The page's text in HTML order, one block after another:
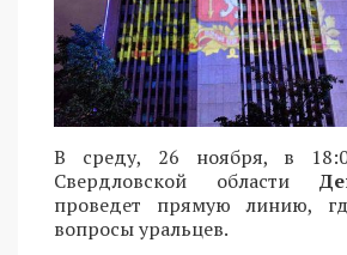
В среду, 26 ноября, в
Свердловской области
проведет прямую линию,
вопросы уральцев.